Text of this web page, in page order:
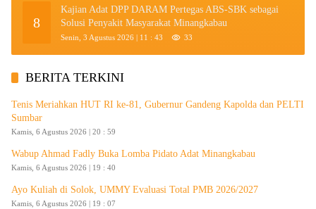
8
Kajian Adat DPP DARAM Pertegas ABS-SBK sebagai
Solusi Penyakit Masyarakat Minangkabau
Senin, 3 Agustus 2026 | 11 : 43 33
BERITA TERKINI
Tenis Meriahkan HUT RI ke-81, Gubernur Gandeng Kapolda dan PELTI
Sumbar
Kamis, 6 Agustus 2026 | 20 : 59
Wabup Ahmad Fadly Buka Lomba Pidato Adat Minangkabau
Kamis, 6 Agustus 2026 | 19 : 40
Ayo Kuliah di Solok, UMMY Evaluasi Total PMB 2026/2027
Kamis, 6 Agustus 2026 | 19 : 07